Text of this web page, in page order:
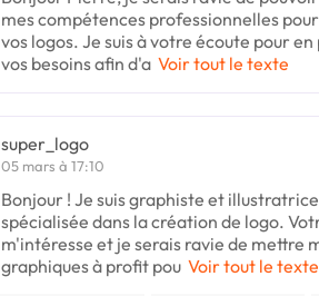
mes compétences professionnelles
vos logos. Je suis à votre écoute pour
vos besoins afin d'a Voir tout le texte
super_logo
05 mars à 17:10
Bonjour ! Je suis graphiste et
spécialisée dans la création de logo.
m'intéresse et je serais ravie de mettre
graphiques à profit pou Voir tout le texte